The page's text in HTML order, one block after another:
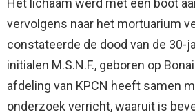
Het lichaam werd met een boot
vervolgens naar het mortuarium
constateerde de dood van de 30-
initialen M.S.N.F., geboren op
afdeling van KPCN heeft samen
onderzoek verricht, waaruit is